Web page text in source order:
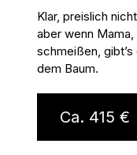
Klar, preislich
aber wenn
schmeißen,
dem Baum.
Ca. 415 €